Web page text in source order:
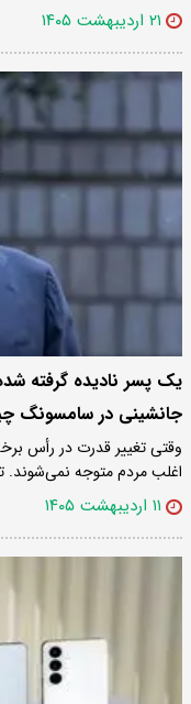
۲۱ اردیبهشت ۱۴۰۵
یک پسر نادیده گرفته
جانشینی در سامسونگ
وقتی تغییر قدرت در رأس
اغلب مردم متوجه نمی‌شوند.
۱۱ اردیبهشت ۱۴۰۵